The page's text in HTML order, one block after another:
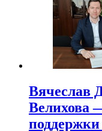
Вячеслав
Велихова
поддержки